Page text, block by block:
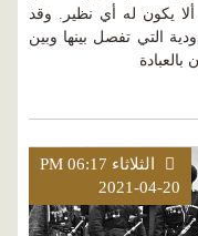
ألا يكون له أي نظير. وقد
التي تفصل بينها وبين
الثلاثاء PM 06:17
2021-04-20